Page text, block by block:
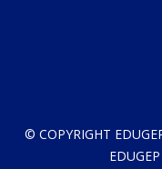
© COPYRIGHT